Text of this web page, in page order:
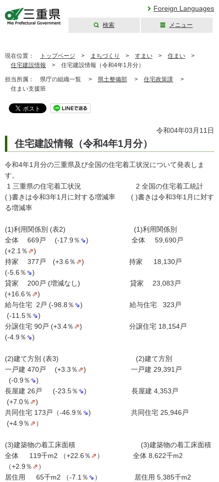
Foreign Languages
検索 メニュー
現在位置： トップページ > まちづくり > すまい > 住まい >
住宅建設情報 > 住宅建設情報（令和4年1月分）
担当所属： 県庁の組織一覧 > 県土整備部 > 住宅政策課 >
住まい支援班
令和04年03月11日
住宅建設情報（令和4年1月分）
令和4年1月分の三重県及び全国の住宅着工状況について発表しま
す。
1 三重県の住宅着工状況 2 全国の住宅着工統計
( )書きは令和3年1月に対する増減率 ( )書きは令和3年1月に対す
る増減率
(1)利用関係別 (表2) (1)利用関係別
全体 669戸 (-17.9％⇘) 全体 59,690戸
(+2.1％⇗)
持家 377戸 (+3.6％⇗) 持家 18,130戸
(-5.6％⇘)
貸家 200戸 (増減なし) 貸家 23,083戸
(+16.6％⇗)
給与住宅 2戸 (-98.8％⇘) 給与住宅 323戸
(-11.5％⇘)
分譲住宅 90戸 (+3.4％⇗) 分譲住宅 18,154戸
(-4.9％⇘)
(2)建て方別 (表3) (2)建て方別
一戸建 470戸 (+3.3％⇗) 一戸建 29,391戸
(-0.9％⇘)
長屋建 26戸 (-23.5％⇘) 長屋建 4,353戸
(+7.0％⇗)
共同住宅 173戸（-46.9％⇘) 共同住宅 25,946戸
(+4.9％⇗ ）
(3)建築物の着工床面積 (3)建築物の着工床面積
全体 119千m2 （+22.6％⇗ ） 全体 8,622千m2
（+2.9％⇗ ）
居住用 65千m2 （-7.1％⇘ ） 居住用 5,385千m2